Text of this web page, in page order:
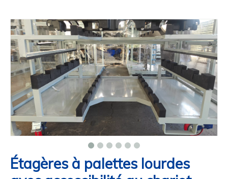
Étagères à palettes lourdes